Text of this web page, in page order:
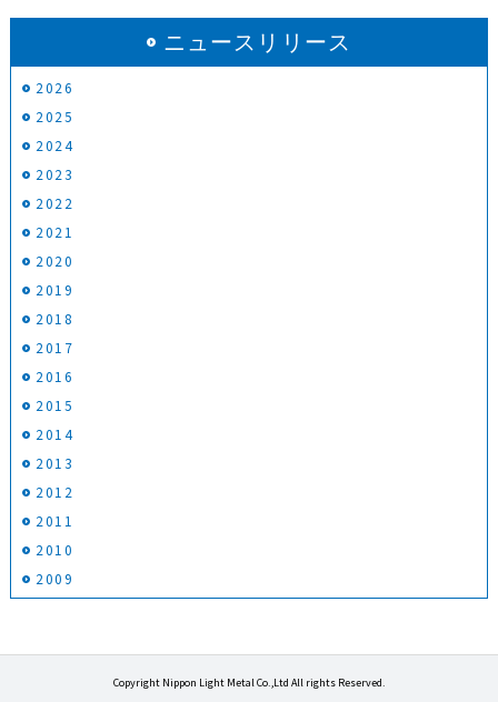
ニュースリリース
2026
2025
2024
2023
2022
2021
2020
2019
2018
2017
2016
2015
2014
2013
2012
2011
2010
2009
Copyright Nippon Light Metal Co.,Ltd All rights Reserved.